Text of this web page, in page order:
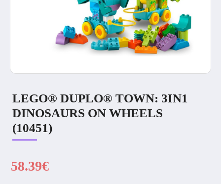
LEGO® DUPLO® TOWN: 3IN1
DINOSAURS ON WHEELS
(10451)
58.39€